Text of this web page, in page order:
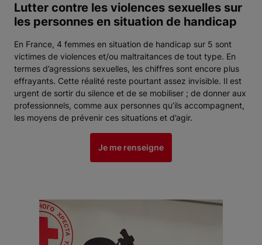
Lutter contre les violences sexuelles sur
les personnes en situation de handicap
En France, 4 femmes en situation de handicap sur 5 sont
victimes de violences et/ou maltraitances de tout type. En
termes d’agressions sexuelles, les chiffres sont encore plus
effrayants. Cette réalité reste pourtant assez invisible. Il est
urgent de sortir du silence et de se mobiliser ; de donner aux
professionnels, comme aux personnes qu’ils accompagnent,
les moyens de prévenir ces situations et d’agir.
Je me renseigne